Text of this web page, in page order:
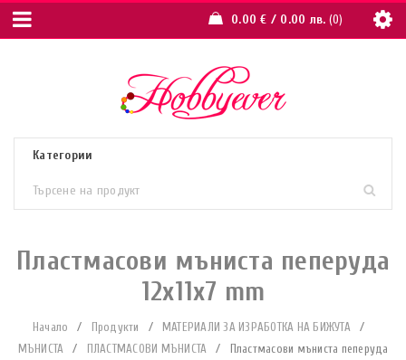
0.00€ / 0.00 лв. 0
Пластмасови мъниста пеперуда
12х11х7 mm
Начало / Продукти / МАТЕРИАЛИ ЗА ИЗРАБОТКА НА БИЖУТА
/
МЪНИСТА
/ ПЛАСТМАСОВИ МЪНИСТА /
Пластмасови мъниста пеперуда